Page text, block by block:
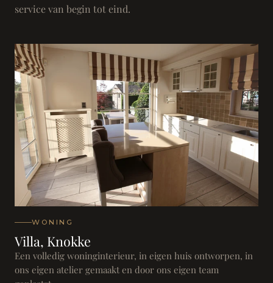
service van begin tot eind.
WONING
Villa, Knokke
Een volledig woninginterieur, in eigen huis ontworpen, in
ons eigen atelier gemaakt en door ons eigen team